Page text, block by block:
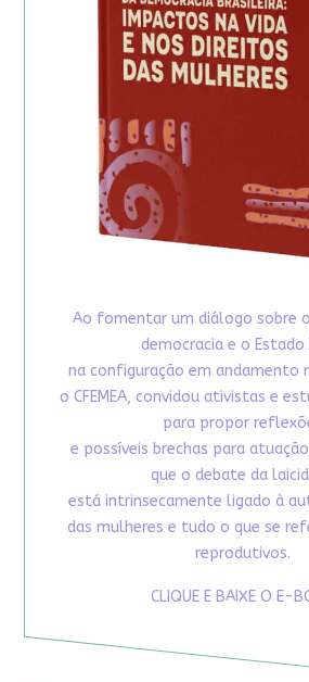
Ao fomentar um diálogo sobre
democracia e o Estado
na configuração em andamento
o CFEMEA, convidou ativistas e
para propor
e possíveis brechas para
que o debate da
está intrinsecamente ligado à
das mulheres e tudo o que se
reprodutivos.
CLIQUE E BAIXE O E-